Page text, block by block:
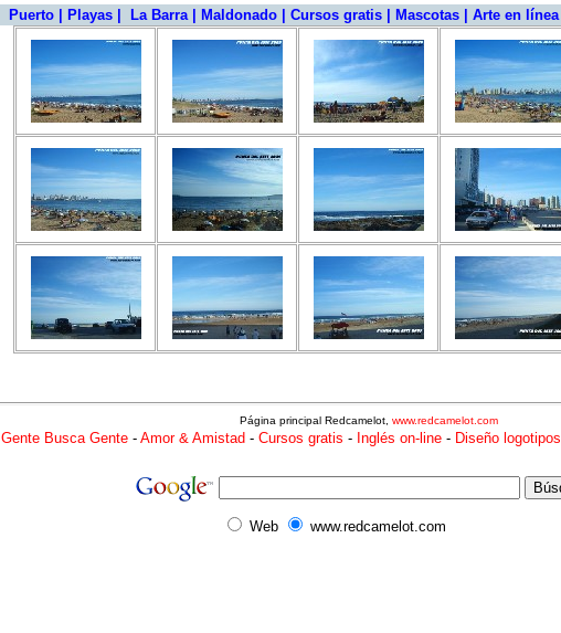
Puerto Playas La Barra| Maldonado Cursos gratis Mascotas Arte en línea|
Página principal Redcamelot, www.redcamelot.com
Gente Busca Gente- Amor & Amistad - Cursos gratis - Inglés on-line- Diseño logotipos
Web www.redcamelot.com